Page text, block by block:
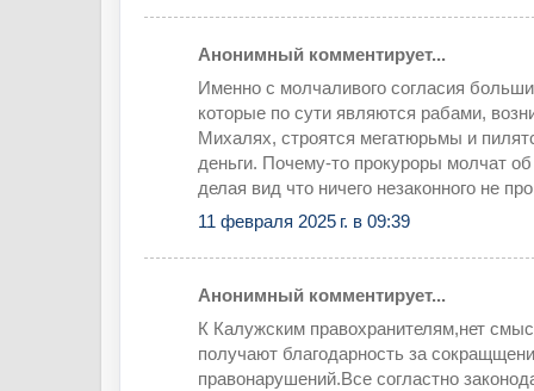
Анонимный комментирует...
Именно с молчаливого согласия
которые по сути являются рабами,
Михалях, строятся мегатюрьмы и
деньги. Почему-то прокуроры молчат об
делая вид что ничего незаконного не
11 февраля 2025 г. в 09:39
Анонимный комментирует...
К Калужским правохранителям,нет
получают благодарность за
правонарушений.Все согластно